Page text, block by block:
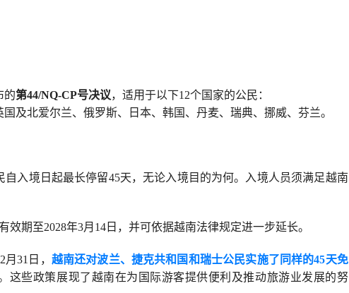
的第44/NQ-CP号决议，适用于以下12个国家的公民：
及北爱尔兰、俄罗斯、日本、韩国、丹麦、瑞典、挪威、芬兰。
入境日起最长停留45天，无论入境目的为何。入境人员须满足越南
效期至2028年3月14日，并可依据越南法律规定进一步延长。
31日， 越南还对波兰、捷克共和国和瑞士公民实施了同样的45天免
这些政策展现了越南在为国际游客提供便利及推动旅游业发展的努